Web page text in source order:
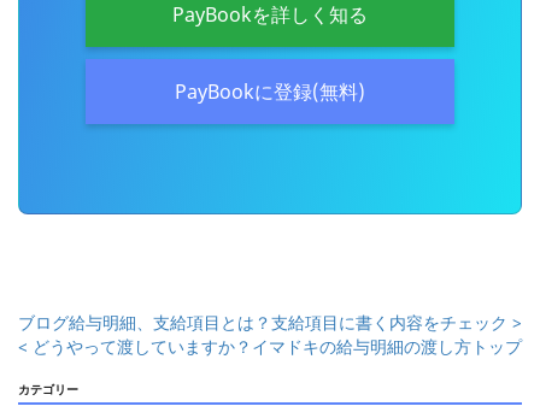
PayBookを詳しく知る
PayBookに登録(無料)
給与明細、支給項目とは？支給項目に書く内容をチェック >
ブログ
トップ
< どうやって渡していますか？イマドキの給与明細の渡し方
カテゴリー